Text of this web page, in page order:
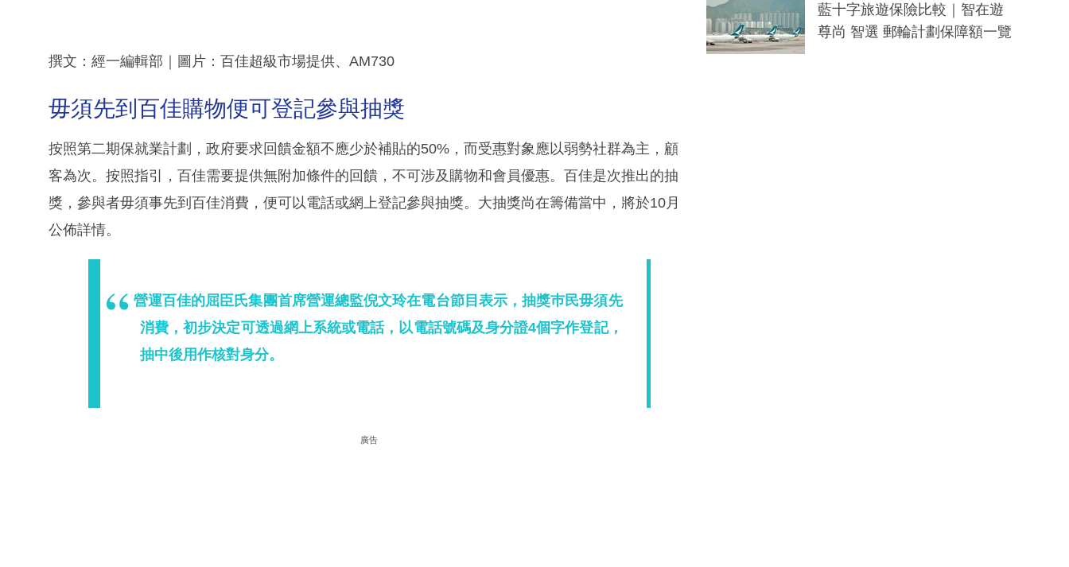
撰文：經一編輯部｜圖片：百佳超級市場提供、AM730
毋須先到百佳購物便可登記參與抽獎
按照第二期保就業計劃，政府要求回饋金額不應少於補貼的50%，而受惠對象應以弱勢社群為主，顧
客為次。按照指引，百佳需要提供無附加條件的回饋，不可涉及購物和會員優惠。百佳是次推出的抽
獎，參與者毋須事先到百佳消費，便可以電話或網上登記參與抽獎。大抽獎尚在籌備當中，將於10月
公佈詳情。
營運百佳的屈臣氏集團首席營運總監倪文玲在電台節目表示，抽獎巿民毋須先
消費，初步決定可透過網上系統或電話，以電話號碼及身分證4個字作登記，
抽中後用作核對身分。
廣告
藍十字旅遊保險比較｜智在遊
尊尚 智選 郵輪計劃保障額一覽